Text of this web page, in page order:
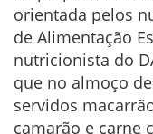
orientada pelos
de Alimentação
nutricionista do
que no almoço
servidos
camarão e carne